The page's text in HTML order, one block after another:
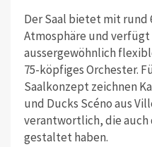
Der Saal bietet mit rund
Atmosphäre und verfügt
aussergewöhnlich
75-köpfiges Orchester.
Saalkonzept zeichnen
und Ducks Scéno aus
verantwortlich, die auch
gestaltet haben.